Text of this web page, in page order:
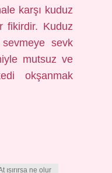
karşı kuduz
fikirdir. Kuduz
sevk
mutsuz ve
okşanmak
ısırırsa ne olur